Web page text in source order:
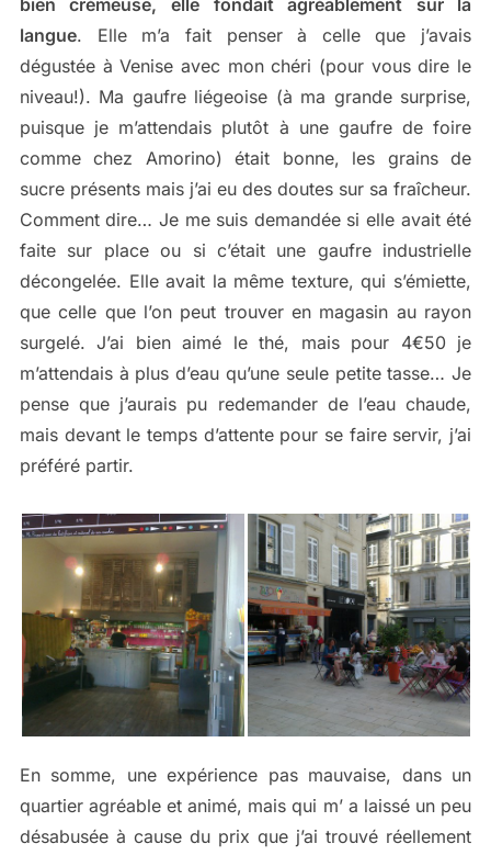
bien crémeuse, elle fondait agréablement sur la
langue. Elle m’a fait penser à celle que j’avais
dégustée à Venise avec mon chéri (pour vous dire le
niveau!). Ma gaufre liégeoise (à ma grande surprise,
puisque je m’attendais plutôt à une gaufre de foire
comme chez Amorino) était bonne, les grains de
sucre présents mais j’ai eu des doutes sur sa fraîcheur.
Comment dire… Je me suis demandée si elle avait été
faite sur place ou si c’était une gaufre industrielle
décongelée. Elle avait la même texture, qui s’émiette,
que celle que l’on peut trouver en magasin au rayon
surgelé. J’ai bien aimé le thé, mais pour 4€50 je
m’attendais à plus d’eau qu’une seule petite tasse… Je
pense que j’aurais pu redemander de l’eau chaude,
mais devant le temps d’attente pour se faire servir, j’ai
préféré partir.
En somme, une expérience pas mauvaise, dans un
quartier agréable et animé, mais qui m’ a laissé un peu
désabusée à cause du prix que j’ai trouvé réellement